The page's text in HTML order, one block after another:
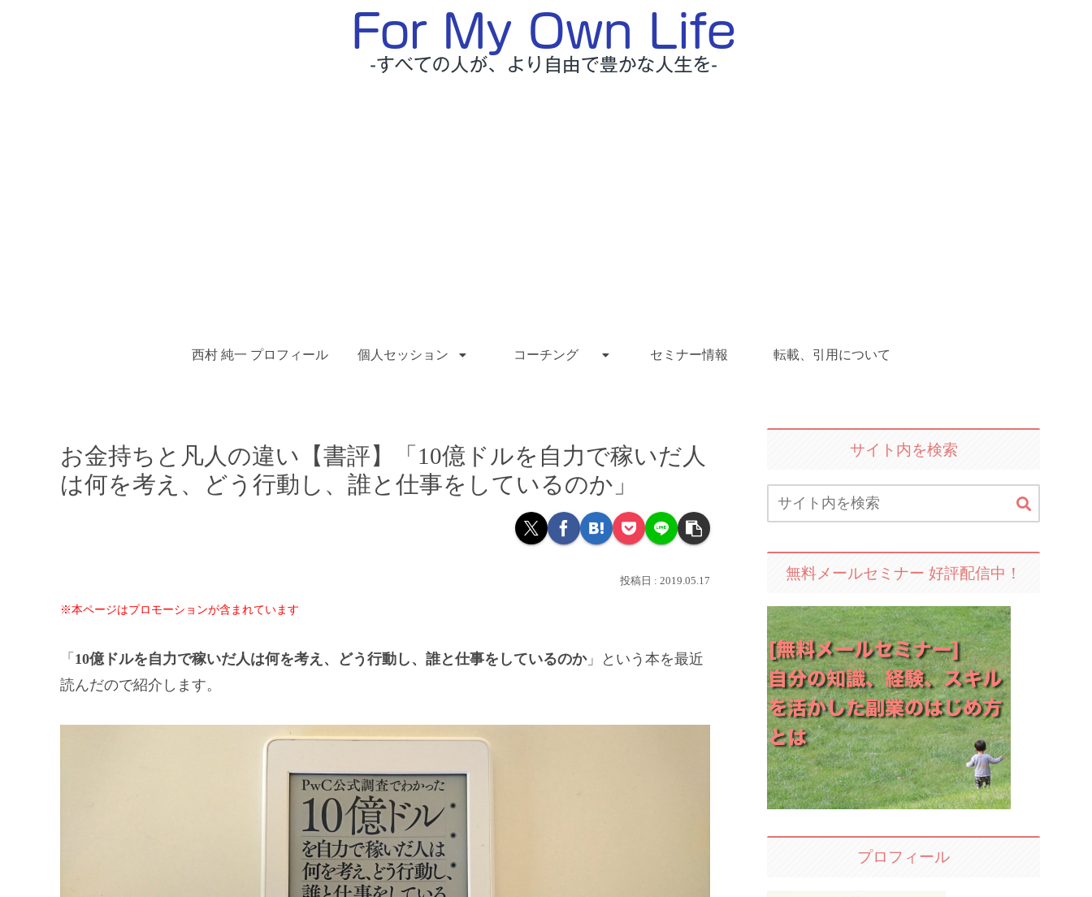
西村 純一 プロフィール 個人セッション コーチング セミナー情報 転載、引用について
お金持ちと凡人の違い【書評】「10億ドルを自力で稼いだ人
は何を考え、どう行動し、誰と仕事をしているのか」
2019.05.17
※本ページはプロモーションが含まれています
「 10億ドルを自力で稼いだ人は何を考え、どう行動し、誰と仕事をしているのか」という本を最近
読んだので紹介します。
サイト内を検索
無料メールセミナー 好評配信中！
プロフィール